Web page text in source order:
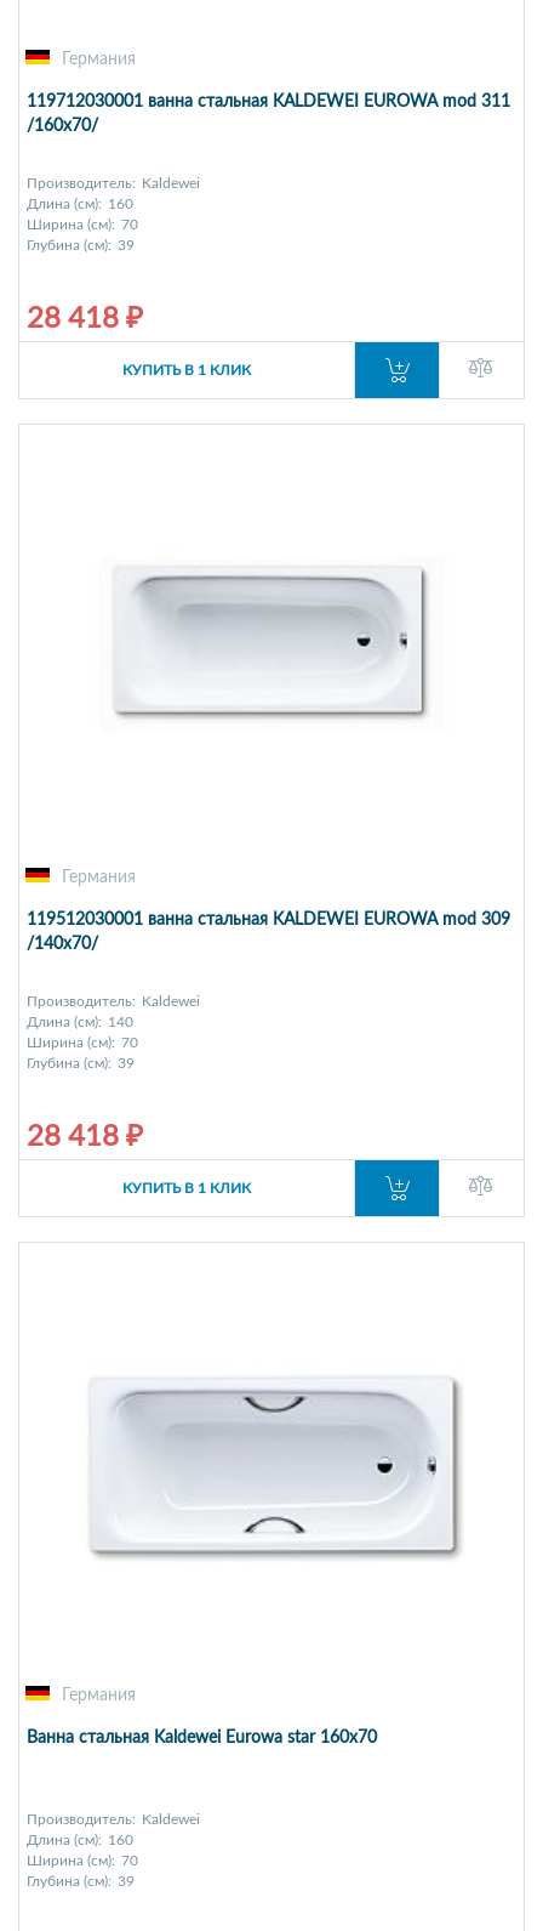
Германия
119712030001 ванна стальная KALDEWEI EUROWA mod 311
/160х70/
Производитель:
Kaldewei
Длина (см): 160
Ширина (см): 70
Глубина (см): 39
28 418 ₽
КУПИТЬ В 1 КЛИК
Германия
119512030001 ванна стальная KALDEWEI EUROWA mod 309
/140х70/
Производитель: Kaldewei
Длина (см): 140
Ширина (см): 70
Глубина (см): 39
28 418 ₽
КУПИТЬ В 1 КЛИК
Германия
Ванна стальная Kaldewei Eurowa star 160х70
Производитель: Kaldewei
Длина (см): 160
Ширина (см): 70
Глубина (см): 39